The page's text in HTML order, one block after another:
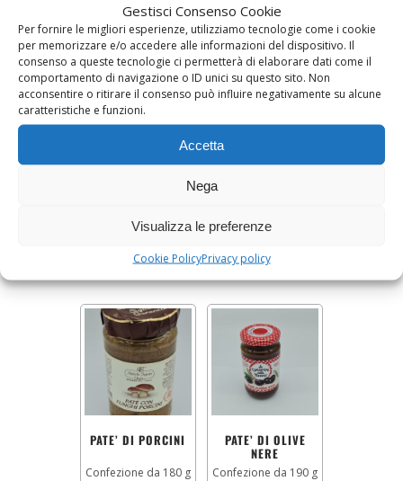
Gestisci Consenso Cookie
Per fornire le migliori esperienze, utilizziamo tecnologie come i cookie
per memorizzare e/o accedere alle informazioni del dispositivo. Il
consenso a queste tecnologie ci permetterà di elaborare dati come il
comportamento di navigazione o ID unici su questo sito. Non
acconsentire o ritirare il consenso può influire negativamente su alcune
caratteristiche e funzioni.
Accetta
Nega
Visualizza le preferenze
Cookie PolicyPrivacy policy
POMODORI SECCHI
SALSA TARTUFATA
PATE’ DI PORCINI
Confezione da 180 g
PATE’ DI OLIVE
NERE
Confezione da 190 g